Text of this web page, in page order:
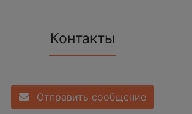
Контакты
Отправить сообщение